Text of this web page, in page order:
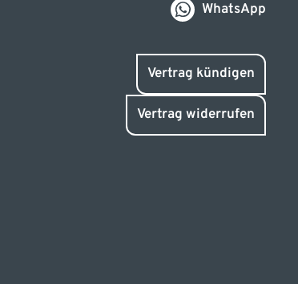
WhatsApp
Vertrag kündigen
Vertrag widerrufen